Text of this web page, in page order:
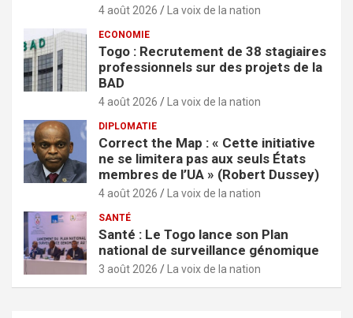
4 août 2026 La voix de la nation
ECONOMIE
Togo : Recrutement de 38 stagiaires
professionnels sur des projets de la
BAD
4 août 2026 La voix de la nation
DIPLOMATIE
Correct the Map : « Cette initiative
ne se limitera pas aux seuls États
membres de l’UA » (Robert Dussey)
4 août 2026 La voix de la nation
SANTÉ
Santé : Le Togo lance son Plan
national de surveillance génomique
3 août 2026 La voix de la nation